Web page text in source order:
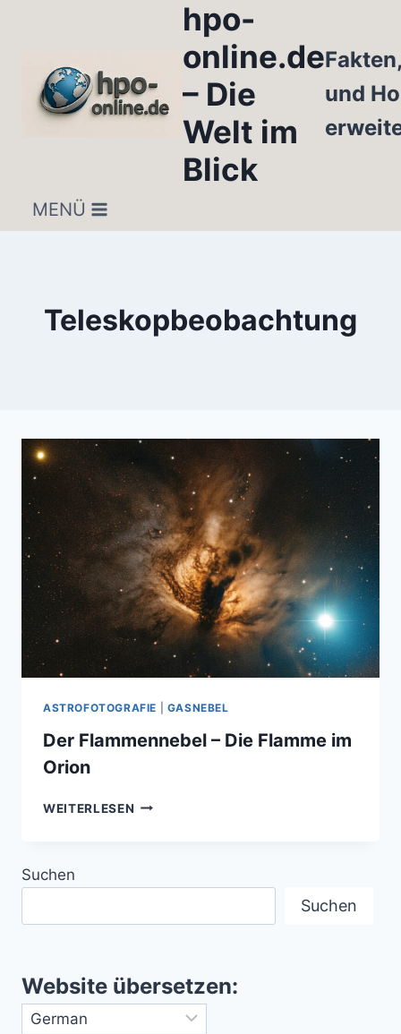
hpo-
online.de
– Die
Welt im
Blick
und
MENÜ
Teleskopbeobachtung
ASTROFOTOGRAFIE GASNEBEL
Der Flammennebel – Die Flamme im
Orion
WEITERLESEN DER
Suchen
Suchen
Website übersetzen: